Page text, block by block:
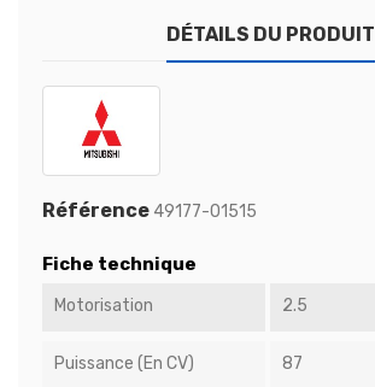
DÉTAILS DU PRODUIT
Référence 49177-01515
Fiche technique
Motorisation 2.5
Puissance (en CV) 87